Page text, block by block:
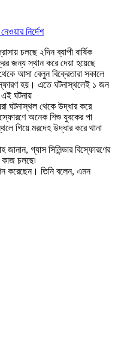
নির্দেশ
চলছে ২দিন ব্যাপী বার্ষিক
জন্য স্থান করে দেয়া হয়েছে
আসা বেলুন বিক্রেতারা সকালে
হয়। এতে ঘটনাস্থলেই ১ জন
ঘটনায়
ঘটনাস্থল থেকে উদ্ধার করে
অনেক শিশু যুবকের পা
গিয়ে মরদেহ উদ্ধার করে থানা
জানান, গ্যাস সিলিন্ডার বিস্ফোরণের
কাজ চলছে৷
করেছেন। তিনি বলেন, এমন